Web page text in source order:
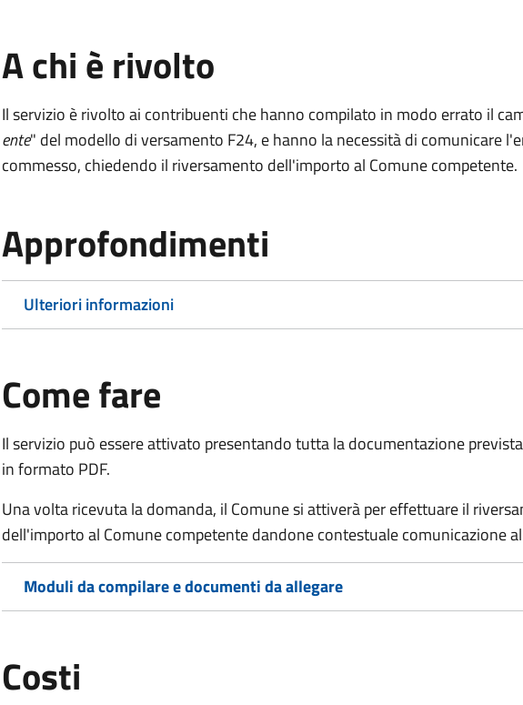
A chi è rivolto
Il servizio è rivolto ai contribuenti che hanno compilato in modo errato il
ente" del modello di versamento F24, e hanno la necessità di comunicare
commesso, chiedendo il riversamento dell'importo al Comune competente.
Approfondimenti
Ulteriori informazioni
Come fare
Il servizio può essere attivato presentando tutta la documentazione
in formato PDF.
Una volta ricevuta la domanda, il Comune si attiverà per effettuare il
dell'importo al Comune competente dandone contestuale comunicazione
Moduli da compilare e documenti da allegare
Costi